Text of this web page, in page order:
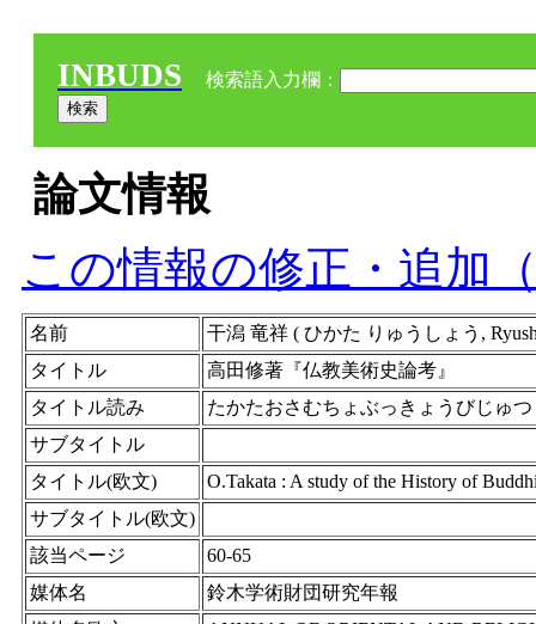
INBUDS 検索語入力欄：
論文情報
この情報の修正・追加
名前
干潟 竜祥 ( ひかた りゅうしょう,
タイトル
高田修著『仏教美術史論考』
タイトル読み
たかたおさむちょぶっきょうびじゅ
サブタイトル
タイトル(欧文)
O.Takata : A study of the History of
サブタイトル(欧文)
該当ページ
60-65
媒体名
鈴木学術財団研究年報